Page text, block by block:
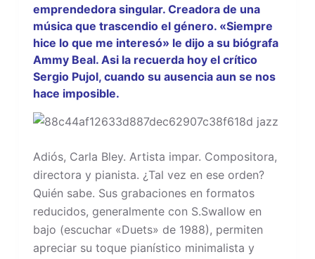
emprendedora singular. Creadora de una
música que trascendio el género. «Siempre
hice lo que me interesó» le dijo a su biógrafa
Ammy Beal. Asi la recuerda hoy el crítico
Sergio Pujol, cuando su ausencia aun se nos
hace imposible.
Adiós, Carla Bley. Artista impar. Compositora,
directora y pianista. ¿Tal vez en ese orden?
Quién sabe. Sus grabaciones en formatos
reducidos, generalmente con S.Swallow en
bajo (escuchar «Duets» de 1988), permiten
apreciar su toque pianístico minimalista y